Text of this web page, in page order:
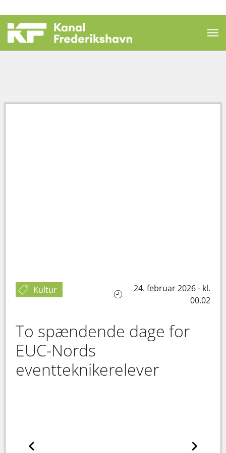
Kultur
24. februar 2026 - kl.
00.02
To spændende dage for
EUC-Nords
eventteknikerelever